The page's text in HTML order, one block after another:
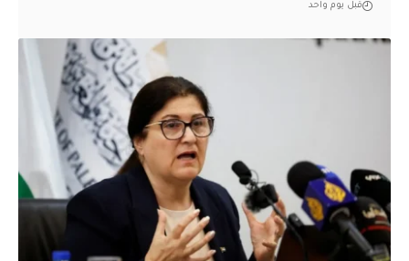
قبل يوم واحد